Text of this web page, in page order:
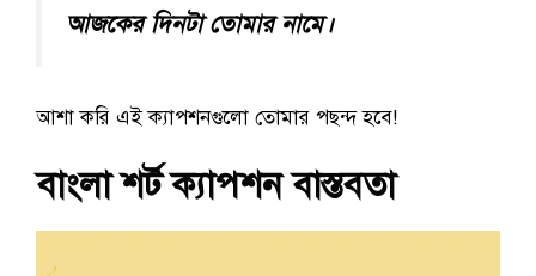
আজকের দিনটা তোমার নামে।
আশা করি এই ক্যাপশনগুলো তোমার পছন্দ হবে!
বাংলা শর্ট ক্যাপশন বাস্তবতা